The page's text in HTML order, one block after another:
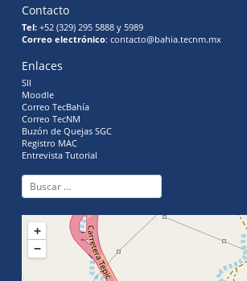
Contacto
Tel: +52 (329) 295 5888 y 5989
Correo electrónico: contacto@bahia.tecnm.mx
Enlaces
SII
Moodle
Correo TecBahía
Correo TecNM
Buzón de Quejas SGC
Registro MAC
Entrevista Tutorial
+
−